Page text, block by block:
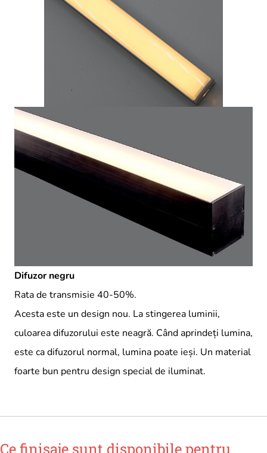
Difuzor negru
Rata de transmisie 40-50%.
Acesta este un design nou. La stingerea luminii,
culoarea difuzorului este neagră. Când aprindeți lumina,
este ca difuzorul normal, lumina poate ieși. Un material
foarte bun pentru design special de iluminat.
Ce finisaje sunt disponibile pentru